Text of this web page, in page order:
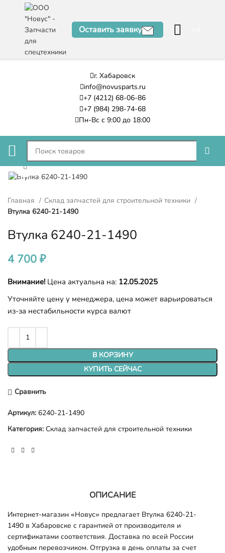
Оставить заявку
г. Хабаровск
info@novusparts.ru
+7 (4212) 68-06-86
+7 (984) 298-74-68
Пн-Вс с 9:00 до 18:00
Нажмите, чтобы увеличить
Главная
Склад запчастей для строительной техники
Втулка 6240-21-1490
Втулка 6240-21-1490
4 700 ₽
Внимание! Цена актуальна на: 12.05.2025
Уточняйте цену у менеджера, цена может варьироваться
из-за нестабильности курса валют
В КОРЗИНУ
КУПИТЬ СЕЙЧАС
Сравнить
Артикул: 6240-21-1490
Категория: Склад запчастей для строительной техники
ОПИСАНИЕ
Интернет-магазин «Новус» предлагает Втулка 6240-21-
1490 в Хабаровске с гарантией от производителя и
сертификатами соответствия. Доставка по всей России
удобным перевозчиком. Отгрузка в день оплаты за счет